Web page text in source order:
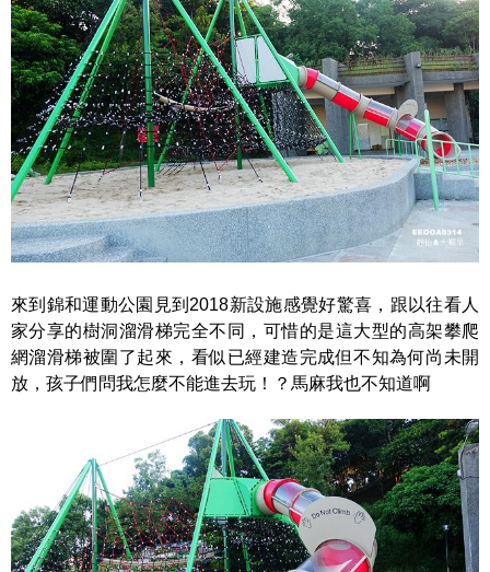
來到錦和運動公園見到2018新設施感覺好驚喜，跟以往看人
家分享的樹洞溜滑梯完全不同，可惜的是這大型的高架攀爬
網溜滑梯被圍了起來，看似已經建造完成但不知為何尚未開
放，孩子們問我怎麼不能進去玩！？馬麻我也不知道啊